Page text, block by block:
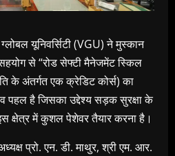
यूनिवर्सिटी (VGU) ने मुस्कान
से “रोड सेफ्टी मैनेजमेंट स्किल
के अंतर्गत एक क्रेडिट कोर्स) का
पहल है जिसका उद्देश्य सड़क सुरक्षा के
क्षेत्र में कुशल पेशेवर तैयार करना है।
प्रो. एन. डी. माथुर, श्री एम. आर.